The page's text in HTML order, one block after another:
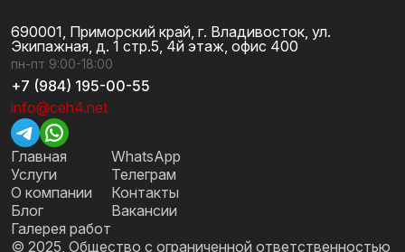
обработку персональных данных.
690001, Приморский край, г. Владивосток, ул.
Экипажная, д. 1 стр.5, 4й этаж, офис 400
пн-пт 9:00-18:00
+7 (984) 195-00-55
info@ceh4.net
Главная
Услуги
О компании
Блог
Галерея работ
WhatsApp
Телеграм
Контакты
Вакансии
© 2025, Общество с ограниченной ответственностью